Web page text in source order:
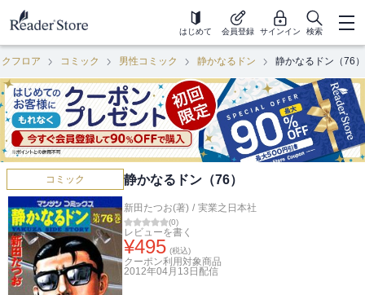
はじめて 会員登録 サインイン 検索
フロア コミック 男性コミック 静かなるドン 静かなるドン（76）
コミック 静かなるドン（76）
新田たつお(著) / 実業之日本社
(0)
レビューを書く
¥495 (税込)
クーポン利用対象商品
2012年04月13日 配信